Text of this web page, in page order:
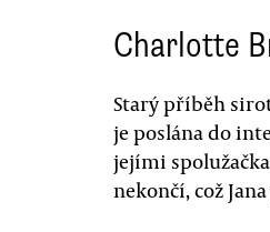
Charlotte
Starý příběh
je poslána do
jejími
nekončí, což